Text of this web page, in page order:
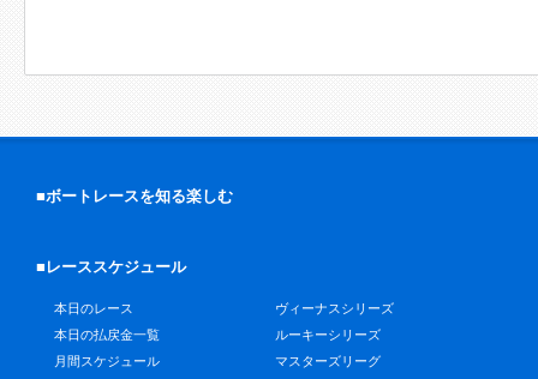
■ボートレースを知る楽しむ
■レーススケジュール
本日のレース
本日の払戻金一覧
月間スケジュール
ヴィーナスシリーズ
ルーキーシリーズ
マスターズリーグ